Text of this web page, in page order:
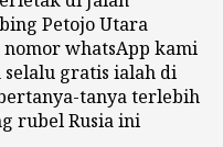
Petojo Utara
whatsApp kami
gratis ialah di
tanya terlebih
rubel Rusia ini